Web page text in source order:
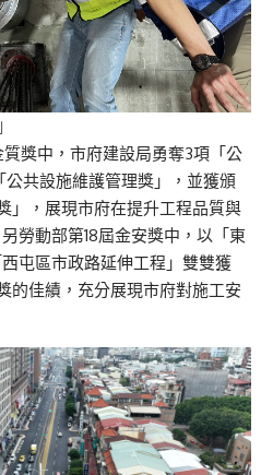
獎中，市府建設局勇奪3項「公
公共設施維護管理獎」，並獲頒
」，展現市府在提升工程品質與
勞動部第18屆金安獎中，以「東
屯區市政路延伸工程」雙雙獲
的佳績，充分展現市府對施工安